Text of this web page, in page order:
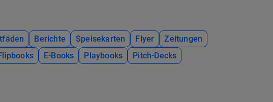
Berichte Speisekarten Flyer
Zeitungen
E-Books Playbooks
Pitch-Decks